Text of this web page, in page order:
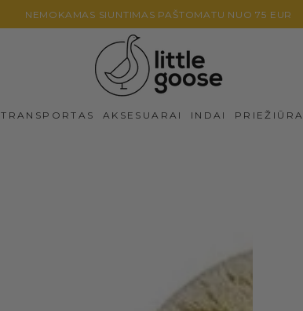
NEMOKAMAS SIUNTIMAS PAŠTOMATU NUO 75 EUR
TRANSPORTAS AKSESUARAI INDAI PRIEŽIŪRA